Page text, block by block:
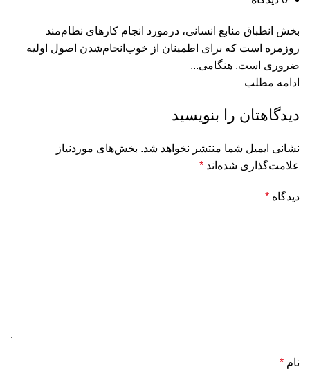
بخش انطباق منابع انسانی، درمورد انجام کارهای نطام‌مند
روزمره است که برای اطمینان از خوب‌انجام‌شدن اصول اولیه
ضروری است. هنگامی...
ادامه مطلب
دیدگاهتان را بنویسید
نشانی ایمیل شما منتشر نخواهد شد. بخش‌های موردنیاز
علامت‌گذاری شده‌اند *
دیدگاه *
نام *